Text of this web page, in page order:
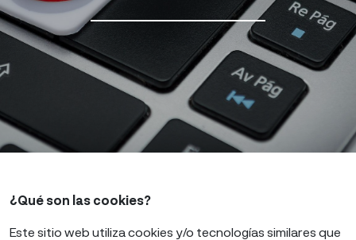
¿Qué son las cookies?
Este sitio web utiliza cookies y/o tecnologías similares que